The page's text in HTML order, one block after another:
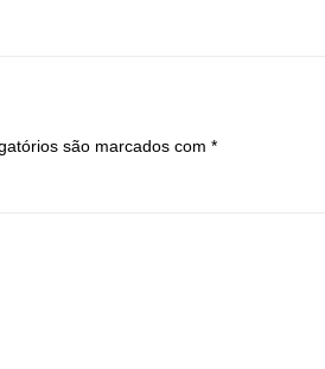
são marcados com *